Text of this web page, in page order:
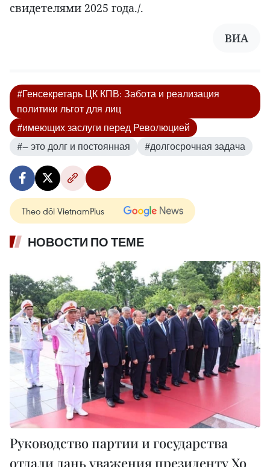
свидетелями 2025 года./.
ВИА
#Генсекретарь ЦК КПВ: Забота и реализация
политики льгот для лиц
#имеющих заслуги перед Революцией
#— это долг и постоянная
#долгосрочная задача
Theo dõi VietnamPlus
НОВОСТИ ПО ТЕМЕ
Руководство партии и государства
отдали дань уважения президенту Хо